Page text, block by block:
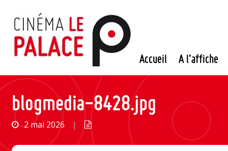
contenu
Accueil A l’affiche
blogmedia-8428.jpg
2 mai 2026 |